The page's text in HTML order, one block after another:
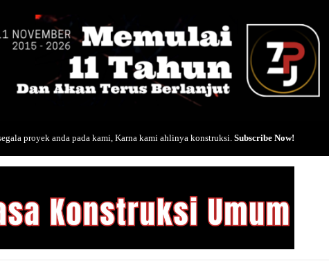
proyek anda pada kami, Karna kami ahlinya konstruksi. Subscribe Now!